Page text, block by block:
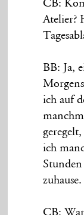
CB:
Atelier?
BB: Ja,
ich auf
ich
zuhause.